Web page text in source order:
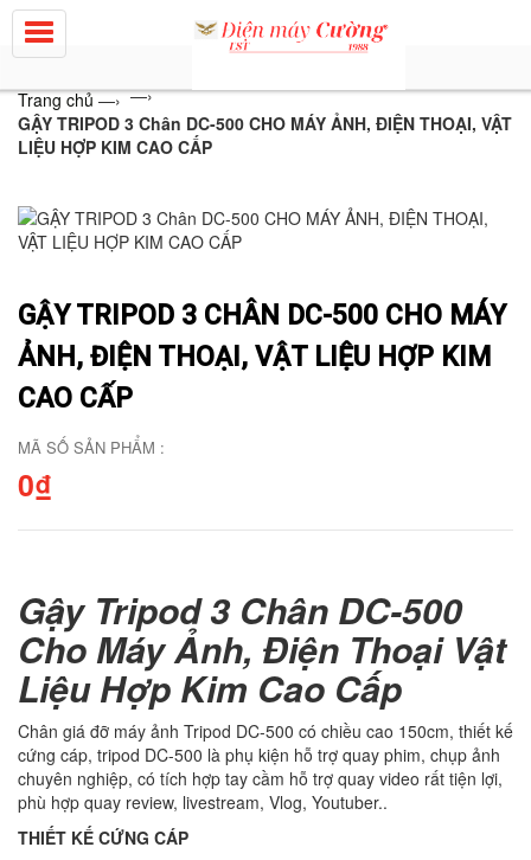
Trang chủ—› —›
GẬY TRIPOD 3 Chân DC-500 CHO MÁY ẢNH, ĐIỆN THOẠI, VẬT
LIỆU HỢP KIM CAO CẤP
GẬY TRIPOD 3 CHÂN DC-500 CHO MÁY
ẢNH, ĐIỆN THOẠI, VẬT LIỆU HỢP KIM
CAO CẤP
MÃ SỐ SẢN PHẨM :
0₫
Gậy Tripod 3 Chân DC-500
Cho Máy Ảnh, Điện Thoại Vật
Liệu Hợp Kim Cao Cấp
Chân giá đỡ máy ảnh Tripod DC-500 có chiều cao 150cm, thiết kế
cứng cáp, tripod DC-500 là phụ kiện hỗ trợ quay phim, chụp ảnh
chuyên nghiệp, có tích hợp tay cầm hỗ trợ quay video rất tiện lợi,
phù hợp quay review, livestream, Vlog, Youtuber..
THIẾT KẾ CỨNG CÁP